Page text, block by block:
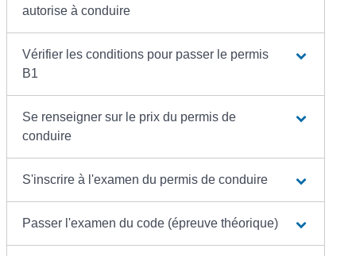
autorise à conduire
Vérifier les conditions pour passer le permis
B1
Se renseigner sur le prix du permis de
conduire
S'inscrire à l'examen du permis de conduire
Passer l'examen du code (épreuve théorique)